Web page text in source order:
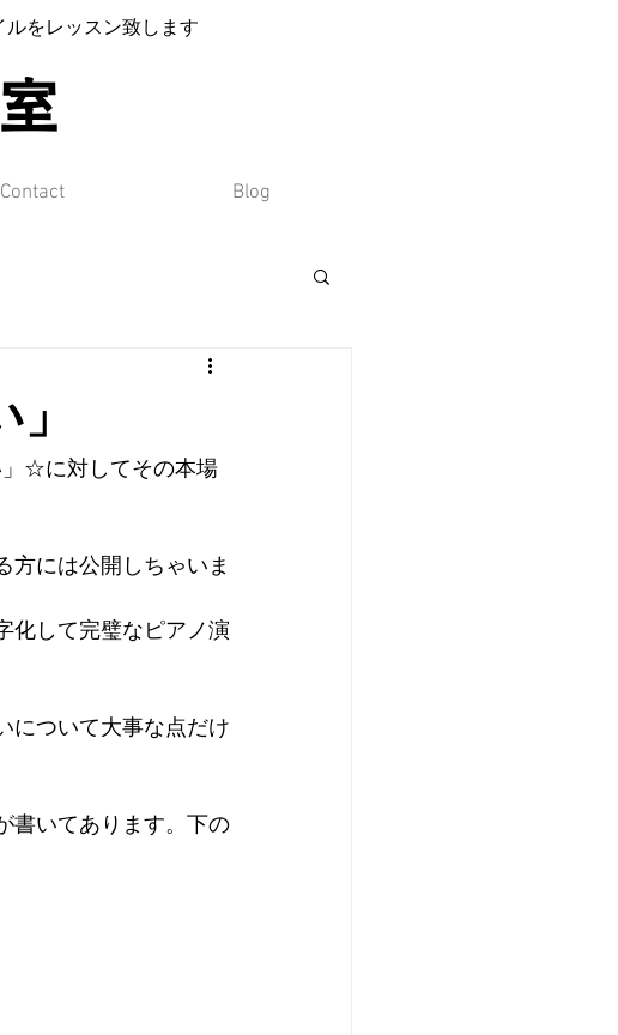
をレッスン致します
Contact Blog
☆に対してその本場
には公開しちゃいま
化して完璧なピアノ演
について大事な点だけ
書いてあります。下の